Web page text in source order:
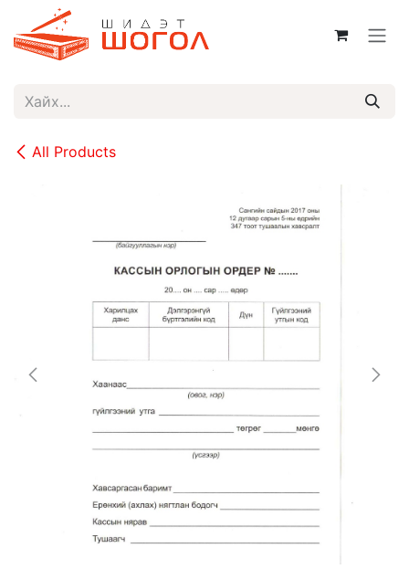
Skip to Content
All Products